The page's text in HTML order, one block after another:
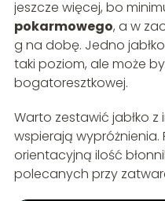
jeszcze więcej, bo
pokarmowego, a w
g na dobę. Jedno
taki poziom, ale może
bogatoresztkowej.
Warto zestawić jabłko
wspierają
orientacyjną ilość
polecanych przy